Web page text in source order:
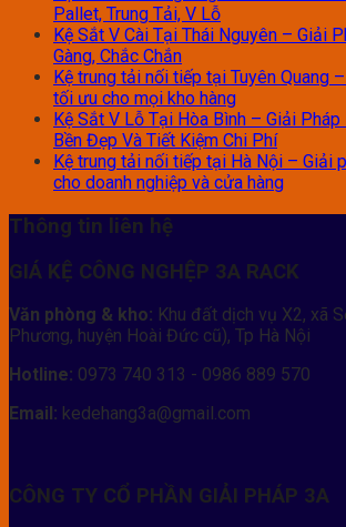
Pallet, Trung Tải, V Lỗ
Kệ Sắt V Cài Tại Thái Nguyên – Giải
Gàng, Chắc Chắn
Kệ trung tải nối tiếp tại Tuyên Quang
tối ưu cho mọi kho hàng
Kệ Sắt V Lỗ Tại Hòa Bình – Giải
Bền Đẹp Và Tiết Kiệm Chi Phí
Kệ trung tải nối tiếp tại Hà Nội – Giải
cho doanh nghiệp và cửa hàng
Thông tin liên hệ
GIÁ KỆ CÔNG NGHỆP 3A RACK
Văn phòng & kho: Khu đất dịch vụ X2, xã
Phương, huyện Hoài Đức cũ), Tp Hà Nội
Hotline: 0973 740 313 - 0986 889 570
Email: kedehang3a@gmail.com
CÔNG TY CỔ PHẦN GIẢI PHÁP 3A